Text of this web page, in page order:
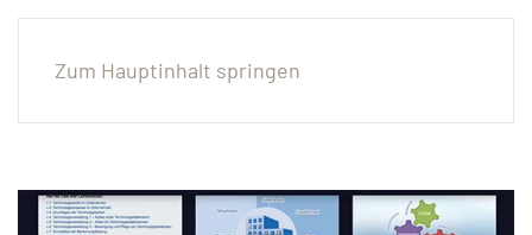
Zum Hauptinhalt springen